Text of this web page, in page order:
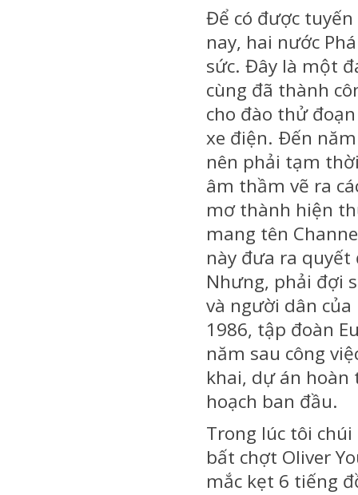
Để có được
nay, hai nước
sức. Đây là một
cùng đã thành
cho đào thử
xe điện. Ðến
nên phải tạm
âm thầm vẽ ra
mơ thành hiện
mang tên
này đưa ra
Nhưng, phải đợi
và người dân
1986, tập đoàn
năm sau công
khai, dự án hoàn
hoạch ban đầu.
Trong lúc tôi
bất chợt Oliver
mắc kẹt 6 tiếng